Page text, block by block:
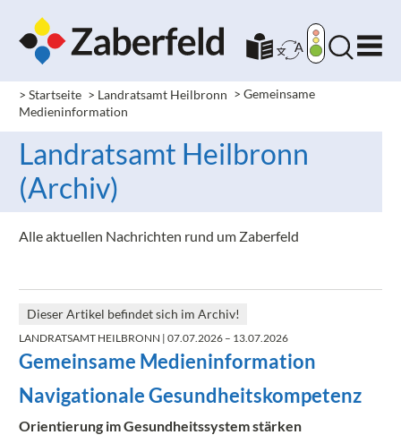
> Startseite > Landratsamt Heilbronn >Gemeinsame
Medieninformation
Landratsamt Heilbronn
(Archiv)
Alle aktuellen Nachrichten rund um Zaberfeld
Dieser Artikel befindet sich im Archiv!
LANDRATSAMT HEILBRONN | 07.07.2026 – 13.07.2026
Gemeinsame Medieninformation
Navigationale Gesundheitskompetenz
Orientierung im Gesundheitssystem stärken